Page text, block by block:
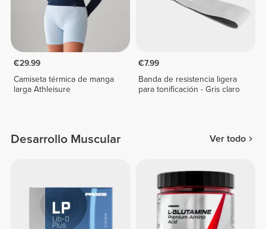
€29.99
Camiseta térmica de manga
larga Athleisure
€7.99
Banda de resistencia ligera
para tonificación - Gris claro
Desarrollo Muscular Ver todo